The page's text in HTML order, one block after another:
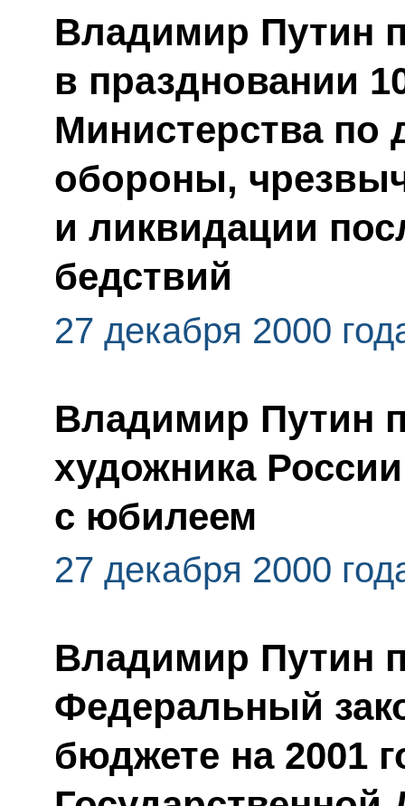
Владимир Путин
в праздновании
Министерства по
обороны,
и ликвидации
бедствий
27 декабря 2000
Владимир Путин
художника
с юбилеем
27 декабря 2000
Владимир Путин
Федеральный
бюджете на 2001